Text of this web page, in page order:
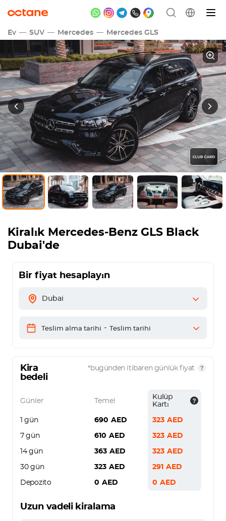
Ev SUV Mercedes Mercedes GLS
Kiralık Mercedes-Benz GLS Black
Dubai'de
Bir fiyat hesaplayın
Dubai
Teslim alma tarihi - Teslim tarihi
Kira
bedeli
*bugünden itibaren günlük fiyat
Günler Temel
Kulüp
Kartı
1 gün 690 AED 323 AED
7 gün 610 AED 323 AED
14 gün 363 AED 323 AED
30 gün 323 AED 291 AED
Depozito 0 AED 0 AED
Uzun vadeli kiralama